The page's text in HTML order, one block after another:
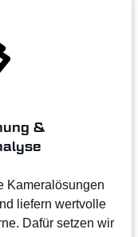
&
Kameralösungen
liefern wertvolle
Dafür setzen wir